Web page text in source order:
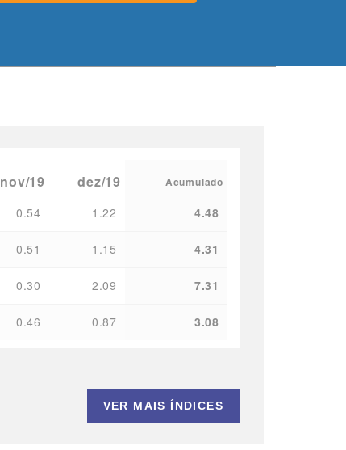
nov/19 dez/19 Acumulado
0.54 1.22 4.48
0.51 1.15 4.31
0.30 2.09 7.31
0.46 0.87 3.08
VER MAIS ÍNDICES